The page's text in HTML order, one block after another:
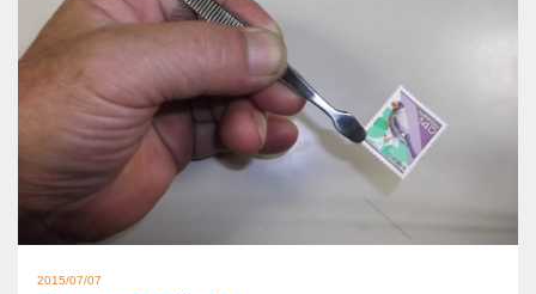
2015/07/07